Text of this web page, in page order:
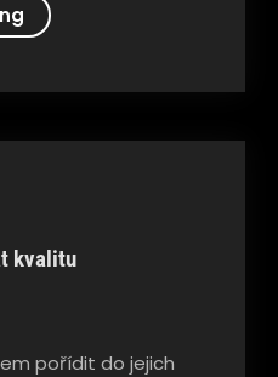
Naše
patří
kvalitu
pořídit do jejich